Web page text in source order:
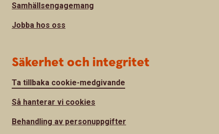
Samhällsengagemang
Jobba hos oss
Säkerhet och integritet
Ta tillbaka cookie-medgivande
Så hanterar vi cookies
Behandling av personuppgifter